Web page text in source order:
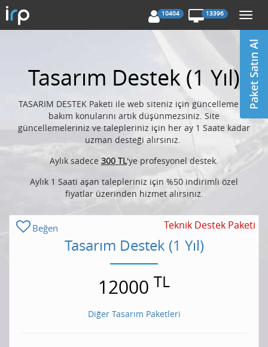
10404 13396
Tasarım Destek (1 Yıl)
TASARIM DESTEK Paketi ile web siteniz için güncelleme ve
bakım konularını artık düşünmezsiniz. Site
güncellemeleriniz ve talepleriniz için her ay 1 Saate kadar
uzman desteği alırsınız.
Aylık sadece 300 TL'ye profesyonel destek.
Aylık 1 Saati aşan talepleriniz için %50 indirimli özel
fiyatlar üzerinden hizmet alırsınız.
Beğen Teknik Destek Paketi
Tasarım Destek (1 Yıl)
12000 TL
Diğer Tasarım Paketleri